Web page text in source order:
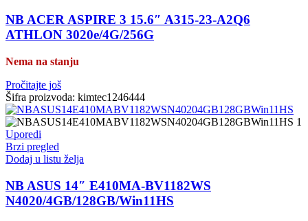
NB ACER ASPIRE 3 15.6″ A315-23-A2Q6
ATHLON 3020e/4G/256G
Nema na stanju
Pročitajte još
Šifra proizvoda: kimtec1246444
Uporedi
Brzi pregled
Dodaj u listu želja
NB ASUS 14″ E410MA-BV1182WS
N4020/4GB/128GB/Win11HS